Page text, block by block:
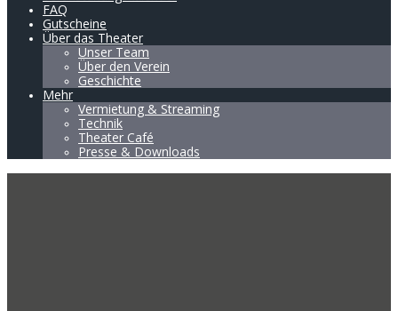
FAQ
Gutscheine
Über das Theater
Unser Team
Über den Verein
Geschichte
Mehr
Vermietung & Streaming
Technik
Theater Café
Presse & Downloads